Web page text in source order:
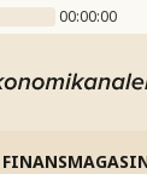
00:00:00